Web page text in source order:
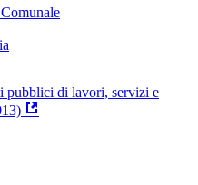
pubblici di lavori, servizi e